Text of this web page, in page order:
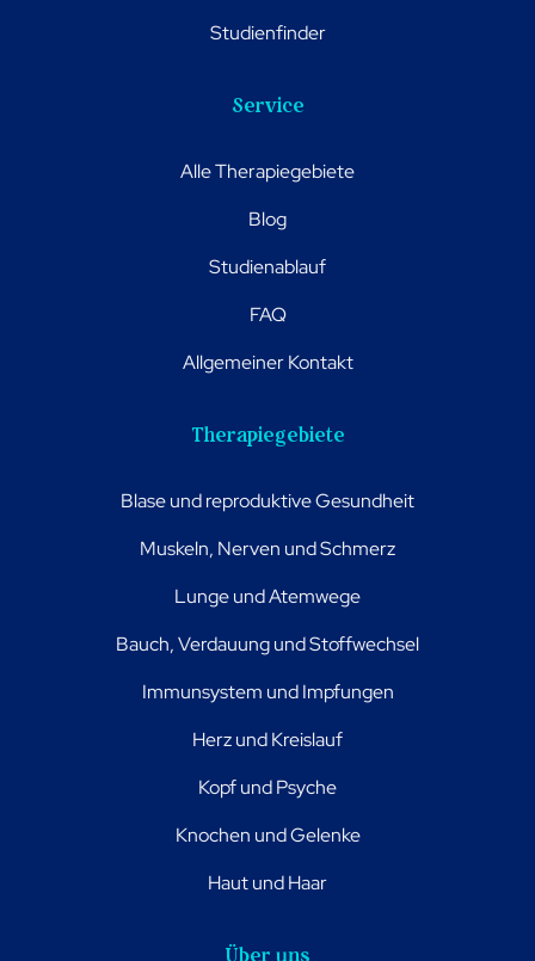
Studienfinder
Service
Alle Therapiegebiete
Blog
Studienablauf
FAQ
Allgemeiner Kontakt
Therapiegebiete
Blase und reproduktive Gesundheit
Muskeln, Nerven und Schmerz
Lunge und Atemwege
Bauch, Verdauung und Stoffwechsel
Immunsystem und Impfungen
Herz und Kreislauf
Kopf und Psyche
Knochen und Gelenke
Haut und Haar
Über uns